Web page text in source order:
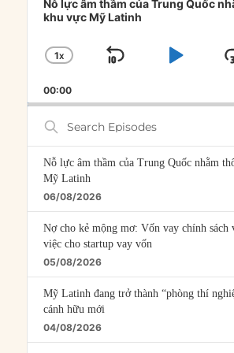
Player
Nỗ lực âm thầm của Trung Quốc
khu vực Mỹ Latinh
CHANGE
RATE
1X
SKIP
00:00
Search
Episodes
Nỗ lực âm thầm của Trung Quốc nhằm
Mỹ Latinh
06/08/2026
Nợ cho kẻ mộng mơ: Vốn vay chính sách
việc cho startup vay vốn
05/08/2026
Mỹ Latinh đang trở thành “phòng thí
cánh hữu mới
04/08/2026